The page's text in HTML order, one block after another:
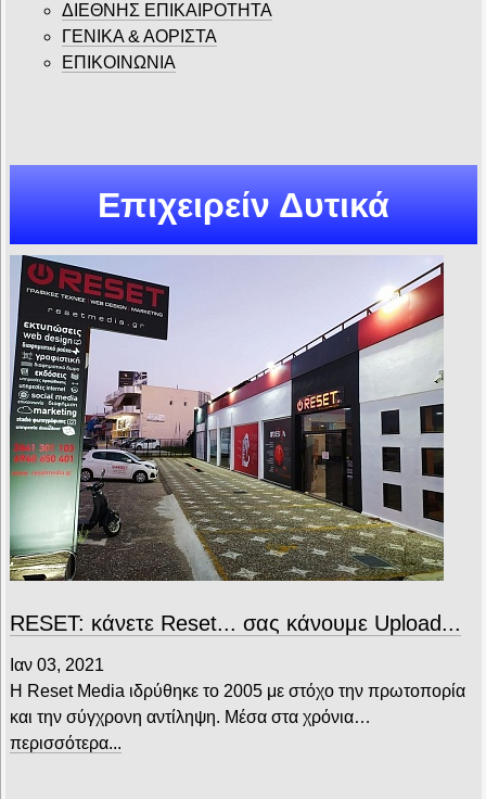
ΔΙΕΘΝΗΣ ΕΠΙΚΑΙΡΟΤΗΤΑ
ΓΕΝΙΚΑ & ΑΟΡΙΣΤΑ
ΕΠΙΚΟΙΝΩΝΙΑ
Επιχειρείν Δυτικά
RESET: κάνετε Reset... σας κάνουμε Upload...
Ιαν 03, 2021
Η Reset Media ιδρύθηκε το 2005 με στόχο την πρωτοπορία
και την σύγχρονη αντίληψη. Μέσα στα χρόνια…
περισσότερα...